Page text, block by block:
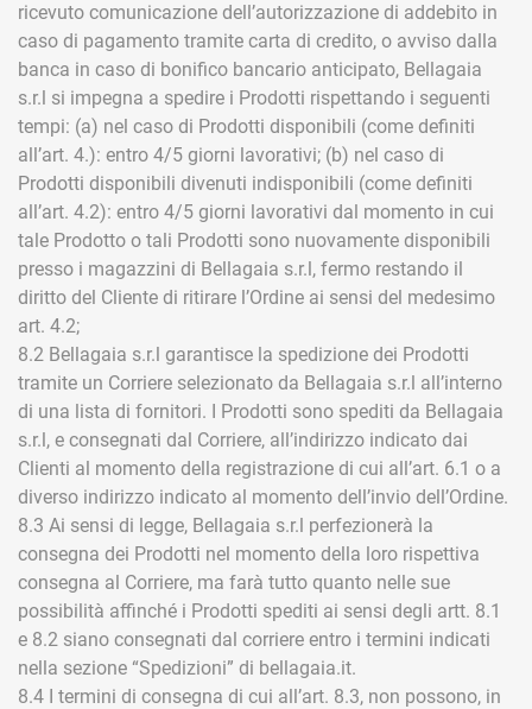
ricevuto comunicazione dell’autorizzazione di addebito in
caso di pagamento tramite carta di credito, o avviso dalla
banca in caso di bonifico bancario anticipato, Bellagaia
s.r.l si impegna a spedire i Prodotti rispettando i seguenti
tempi: (a) nel caso di Prodotti disponibili (come definiti
all’art. 4.): entro 4/5 giorni lavorativi; (b) nel caso di
Prodotti disponibili divenuti indisponibili (come definiti
all’art. 4.2): entro 4/5 giorni lavorativi dal momento in cui
tale Prodotto o tali Prodotti sono nuovamente disponibili
presso i magazzini di Bellagaia s.r.l, fermo restando il
diritto del Cliente di ritirare l’Ordine ai sensi del medesimo
art. 4.2;
8.2 Bellagaia s.r.l garantisce la spedizione dei Prodotti
tramite un Corriere selezionato da Bellagaia s.r.l all’interno
di una lista di fornitori. I Prodotti sono spediti da Bellagaia
s.r.l, e consegnati dal Corriere, all’indirizzo indicato dai
Clienti al momento della registrazione di cui all’art. 6.1 o a
diverso indirizzo indicato al momento dell’invio dell’Ordine.
8.3 Ai sensi di legge, Bellagaia s.r.l perfezionerà la
consegna dei Prodotti nel momento della loro rispettiva
consegna al Corriere, ma farà tutto quanto nelle sue
possibilità affinché i Prodotti spediti ai sensi degli artt. 8.1
e 8.2 siano consegnati dal corriere entro i termini indicati
nella sezione “Spedizioni” di bellagaia.it.
8.4 I termini di consegna di cui all’art. 8.3, non possono, in